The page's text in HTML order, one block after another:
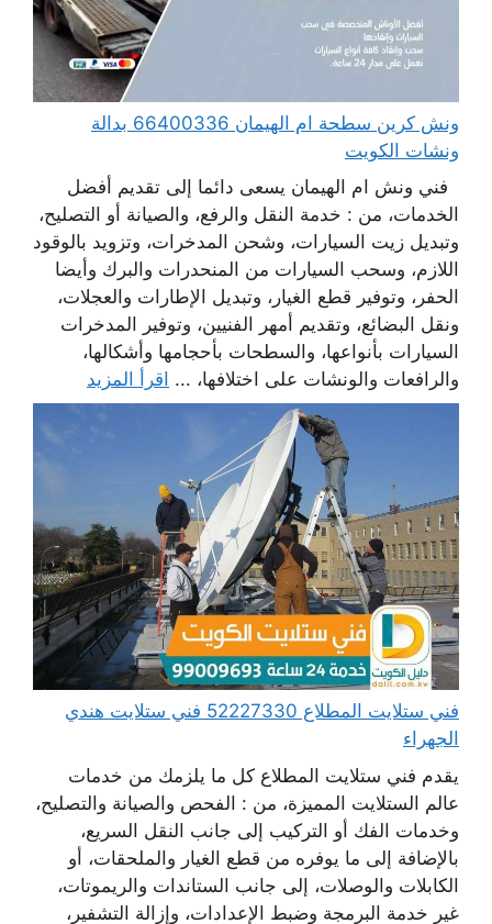
ونش كرين سطحة ام الهيمان 66400336 بدالة
ونشات الكويت
فني ونش ام الهيمان يسعى دائما إلى تقديم أفضل
الخدمات، من : خدمة النقل والرفع، والصيانة أو التصليح،
وتبديل زيت السيارات، وشحن المدخرات، وتزويد بالوقود
اللازم، وسحب السيارات من المنحدرات والبرك وأيضا
الحفر، وتوفير قطع الغيار، وتبديل الإطارات والعجلات،
ونقل البضائع، وتقديم أمهر الفنيين، وتوفير المدخرات
السيارات بأنواعها، والسطحات بأحجامها وأشكالها،
والرافعات والونشات على اختلافها، ... اقرأ المزيد
فني ستلايت المطلاع 52227330 فني ستلايت هندي
الجهراء
يقدم فني ستلايت المطلاع كل ما يلزمك من خدمات
عالم الستلايت المميزة، من : الفحص والصيانة والتصليح،
وخدمات الفك أو التركيب إلى جانب النقل السريع،
بالإضافة إلى ما يوفره من قطع الغيار والملحقات، أو
الكابلات والوصلات، إلى جانب الستاندات والريموتات،
غير خدمة البرمجة وضبط الإعدادات، وإزالة التشفير،